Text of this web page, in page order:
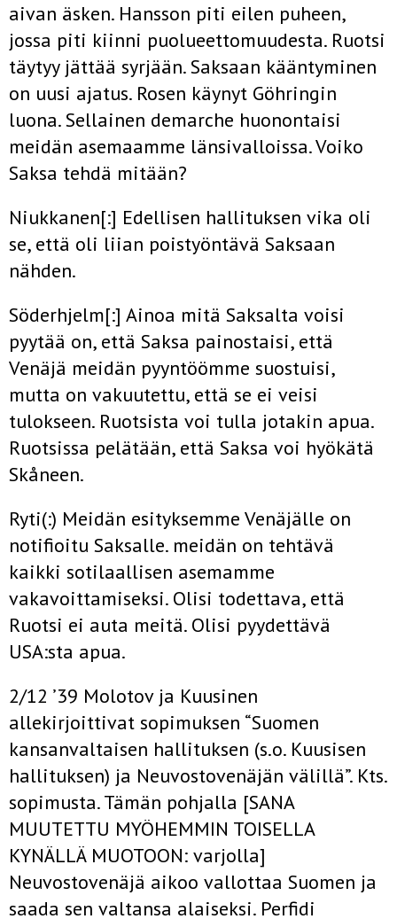
aivan äsken. Hansson piti eilen puheen,
jossa piti kiinni puolueettomuudesta. Ruotsi
täytyy jättää syrjään. Saksaan kääntyminen
on uusi ajatus. Rosen käynyt Göhringin
luona. Sellainen demarche huonontaisi
meidän asemaamme länsivalloissa. Voiko
Saksa tehdä mitään?
Niukkanen[:] Edellisen hallituksen vika oli
se, että oli liian poistyöntävä Saksaan
nähden.
Söderhjelm[:] Ainoa mitä Saksalta voisi
pyytää on, että Saksa painostaisi, että
Venäjä meidän pyyntöömme suostuisi,
mutta on vakuutettu, että se ei veisi
tulokseen. Ruotsista voi tulla jotakin apua.
Ruotsissa pelätään, että Saksa voi hyökätä
Skåneen.
Ryti(:) Meidän esityksemme Venäjälle on
notifioitu Saksalle. meidän on tehtävä
kaikki sotilaallisen asemamme
vakavoittamiseksi. Olisi todettava, että
Ruotsi ei auta meitä. Olisi pyydettävä
USA:sta apua.
2/12 ’39 Molotov ja Kuusinen
allekirjoittivat sopimuksen “Suomen
kansanvaltaisen hallituksen (s.o. Kuusisen
hallituksen) ja Neuvostovenäjän välillä”. Kts.
sopimusta. Tämän pohjalla [SANA
MUUTETTU MYÖHEMMIN TOISELLA
KYNÄLLÄ MUOTOON: varjolla]
Neuvostovenäjä aikoo vallottaa Suomen ja
saada sen valtansa alaiseksi. Perfidi